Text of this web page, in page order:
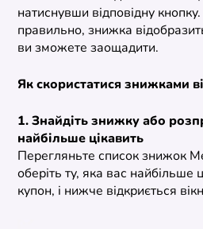
натиснувши відповідну
правильно, знижка
ви зможете заощадити.
Як скористатися знижками
1. Знайдіть знижку або
найбільше цікавить
Перегляньте список знижок
оберіть ту, яка вас найбільше
купон, і нижче відкриється